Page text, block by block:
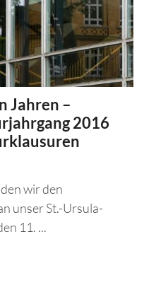
Jahren –
2016
wir den
unser St.-Ursula-
11. ...